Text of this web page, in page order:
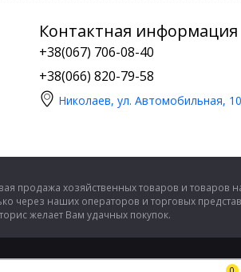
Контактная информация
+38(067) 706-08-40
+38(066) 820-79-58
Николаев, ул. Автомобильная, 10
продажа хозяйственных товаров и товаров
через наших операторов и торговых
желает Вам удачных покупок.